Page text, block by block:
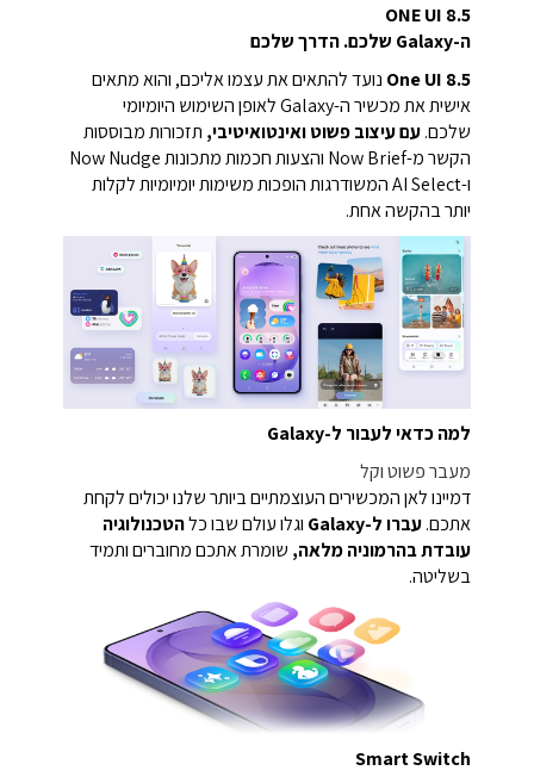
ONE UI 8.5
ה-Galaxy שלכם. הדרך שלכם
One UI 8.5 נועד להתאים את עצמו אליכם, והוא מתאים
אישית את מכשיר ה-Galaxy לאופן השימוש היומיומי
שלכם.עם עיצוב פשוט ואינטואיטיבי, תזכורות מבוססות
הקשר מ-Now Brief והצעות חכמות מתכונות Now Nudge
ו-AI Select המשודרגות הופכות משימות יומיומיות לקלות
יותר בהקשה אחת.
למה כדאי לעבור ל-Galaxy
מעבר פשוט וקל
דמיינו לאן המכשירים העוצמתיים ביותר שלנו יכולים לקחת
אתכם.עברו ל-Galaxy וגלו עולם שבו כלהטכנולוגיה
עובדת בהרמוניה מלאה, שומרת אתכם מחוברים ותמיד
בשליטה.
Smart Switch